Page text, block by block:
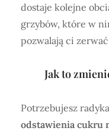
dostaje kolejne
grzybów, które w
pozwalają ci
Jak to
Potrzebujesz
odstawienia cukru